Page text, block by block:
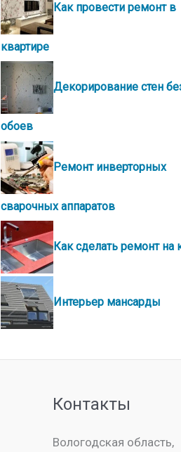
Как провести ремонт в
квартире
Декорирование стен
обоев
Ремонт инверторных
сварочных аппаратов
Как сделать ремонт на
Интерьер мансарды
Контакты
Вологодская область,